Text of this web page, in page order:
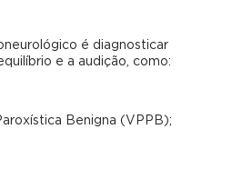
é diagnosticar
e a audição, como:
Benigna (VPPB);